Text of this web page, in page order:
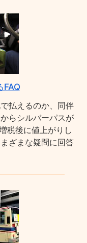
FAQ
払えるのか、同伴
らシルバーパスが
税後に値上がりし
ざまな疑問に回答